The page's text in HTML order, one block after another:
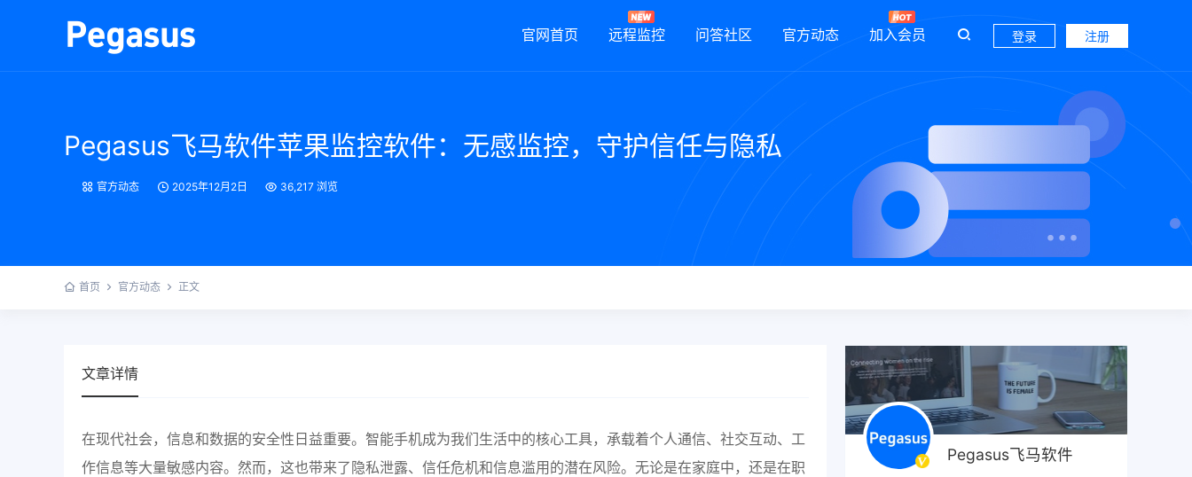
官网首页 远程监控 问答社区 官方动态 加入会员 登录 注册
Pegasus飞马软件苹果监控软件：无感监控，守护信任与隐私
官方动态 2025年12月2日 36,217 浏览
首页 官方动态 正文
文章详情
在现代社会，信息和数据的安全性日益重要。智能手机成为我们生活中的核心工具，承载着个人通信、社交互动、工
作信息等大量敏感内容。然而，这也带来了隐私泄露、信任危机和信息滥用的潜在风险。无论是在家庭中，还是在职
Pegasus飞马软件